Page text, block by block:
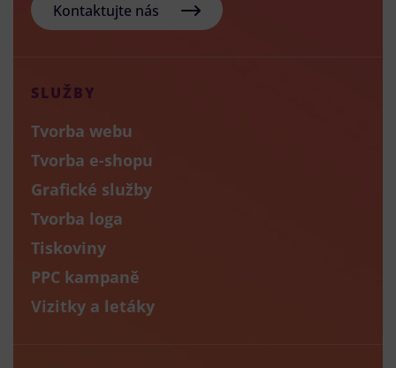
Kontaktujte nás
SLUŽBY
Tvorba webu
Tvorba e-shopu
Grafické služby
Tvorba loga
Tiskoviny
PPC kampaně
Vizitky a letáky